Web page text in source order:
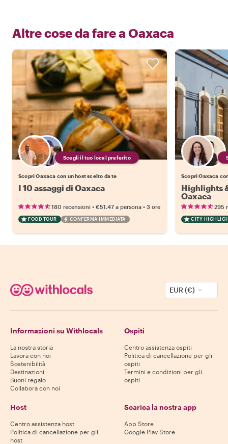
Altre cose da fare a Oaxaca
Scegli il tuo local preferito
Scopri Oaxaca con un host scelto da te
I 10 assaggi di Oaxaca
180 recensioni • €51.47 a persona • 3 ore
FOOD TOUR CONFERMA IMMEDIATA
Scopri Oaxaca
Highlights
Oaxaca
295
CITY
EUR (€)
Informazioni su Withlocals
La nostra storia
Lavora con noi
Sostenibilità
Destinazioni
Buoni regalo
Collabora con noi
Ospiti
Centro assistenza ospiti
Politica di cancellazione per gli
ospiti
Termini e condizioni per gli
ospiti
Host
Centro assistenza host
Politica di cancellazione per gli
host
Scarica la nostra app
App Store
Google Play Store